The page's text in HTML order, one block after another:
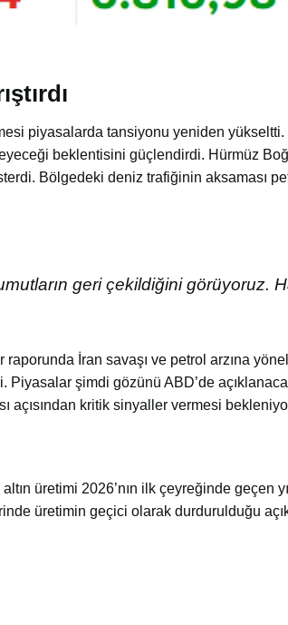
piyasalarda tansiyonu yeniden yükseltti.
beklentisini güçlendirdi. Hürmüz
Bölgedeki deniz trafiğinin aksaması
geri çekildiğini görüyoruz.
raporunda İran savaşı ve petrol arzına
şimdi gözünü ABD’de
açısından kritik sinyaller vermesi
üretimi 2026’nın ilk çeyreğinde geçen
üretimin geçici olarak durdurulduğu